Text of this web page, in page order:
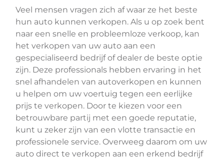
Veel mensen vragen zich af waar ze het beste
hun auto kunnen verkopen. Als u op zoek bent
naar een snelle en probleemloze verkoop, kan
het verkopen van uw auto aan een
gespecialiseerd bedrijf of dealer de beste optie
zijn. Deze professionals hebben ervaring in het
snel afhandelen van autoverkopen en kunnen
u helpen om uw voertuig tegen een eerlijke
prijs te verkopen. Door te kiezen voor een
betrouwbare partij met een goede reputatie,
kunt u zeker zijn van een vlotte transactie en
professionele service. Overweeg daarom om uw
auto direct te verkopen aan een erkend bedrijf